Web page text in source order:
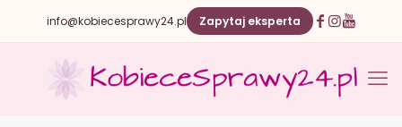
info@kobiecesprawy24.pl Zapytaj eksperta